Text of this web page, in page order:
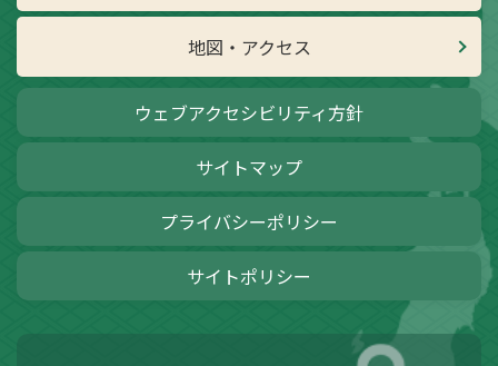
地図・アクセス
ウェブアクセシビリティ方針
サイトマップ
プライバシーポリシー
サイトポリシー